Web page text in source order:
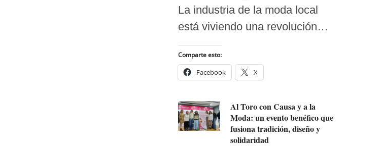
La industria de la moda local
está viviendo una revolución…
Comparte esto:
Facebook X
Al Toro con Causa y a la
Moda: un evento benéfico que
fusiona tradición, diseño y
solidaridad